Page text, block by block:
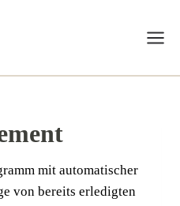
mit auto­ma­ti­scher
von bereits erle­dig­ten